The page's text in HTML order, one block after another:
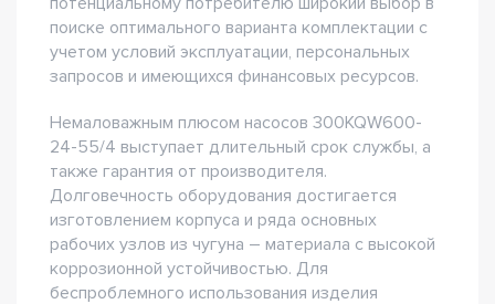
поиске оптимального варианта комплектации с
учетом условий эксплуатации, персональных
запросов и имеющихся финансовых ресурсов.
Немаловажным плюсом насосов 300KQW600-
24-55/4 выступает длительный срок службы, а
также гарантия от производителя.
Долговечность оборудования достигается
изготовлением корпуса и ряда основных
рабочих узлов из чугуна – материала с высокой
коррозионной устойчивостью. Для
беспроблемного использования изделия